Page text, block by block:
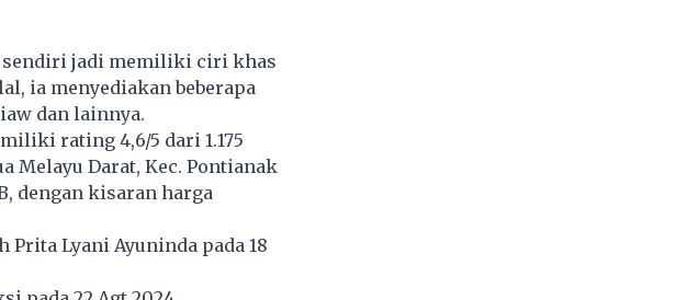
sendiri jadi memiliki ciri khas
ia menyediakan beberapa
dan lainnya.
rating 4,6/5 dari 1.175
Melayu Darat, Kec. Pontianak
dengan kisaran harga
Prita Lyani Ayuninda pada 18